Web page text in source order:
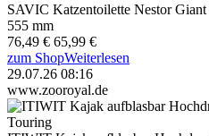
SAVIC Katzentoilette Nestor
555 mm
76,49 € 65,99 €
zum ShopWeiterlesen
29.07.26 08:16
www.zooroyal.de